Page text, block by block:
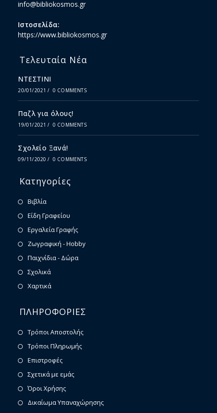
info@bibliokosmos.gr
Ιστοσελίδα:
https://www.bibliokosmos.gr
Τελευταία Νέα
ΝΤΕΣΤΙΝΙ
20/01/2021 / 0 COMMENTS
Παζλ για όλους!
19/01/2021 / 0 COMMENTS
Σχολείο Ξανά!
09/11/2020 / 0 COMMENTS
Κατηγορίες
Βιβλία
Είδη Γραφείου
Εργαλεία Γραφής
Ζωγραφική - Hobby
Παιχνίδια - Δώρα
Σχολικά
Χαρτικά
ΠΛΗΡΟΦΟΡΙΕΣ
Τρόποι Αποστολής
Τρόποι Πληρωμής
Επιστροφές
Σχετικά με εμάς
Όροι Χρήσης
Δικαίωμα Υπαναχώρησης